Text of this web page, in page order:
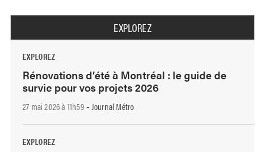
EXPLOREZ
EXPLOREZ
Rénovations d’été à Montréal : le guide de
survie pour vos projets 2026
27 mai 2026 à 11h59- Journal Métro
EXPLOREZ